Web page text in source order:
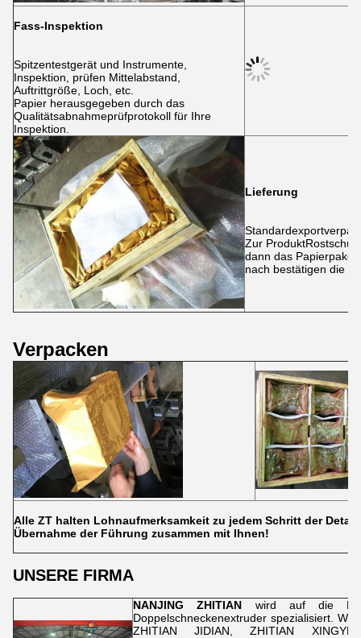
Fass-Inspektion
Spitzentestgerät und Instrumente,
Inspektion, prüfen Mittelabstand,
Auftrittgröße, Loch, etc.
Papier herausgegeben durch das
Qualitätsabnahmeprüfprotokoll für Ihre
Inspektion.
Lieferung
Zur
dann das
nach bestätigen die
Verpacken
Alle ZT halten Lohnaufmerksamkeit zu jedem Schritt der
Übernahme der Führung zusammen mit Ihnen!
UNSERE FIRMA
NANJING ZHITIAN wird auf die
Doppelschneckenextruder spezialisiert.
ZHITIAN JIDIAN, ZHITIAN XINGYE,